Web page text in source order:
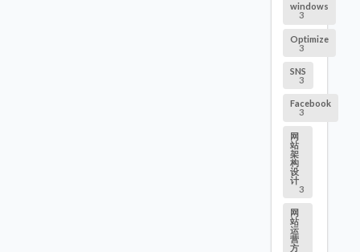
windows
3
Optimize
3
SNS
3
Facebook
3
网
站
架
构
设
计
3
网
站
运
营
方